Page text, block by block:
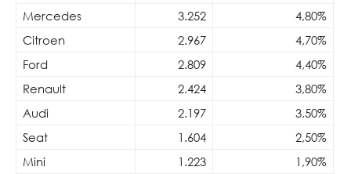
Mercedes
3.252
4,80%
Citroen
2.967
4,70%
Ford
2.809
4,40%
Renault
2.424
3,80%
Audi
2.197
3,50%
Seat
1.604
2,50%
Mini
1.223
1,90%